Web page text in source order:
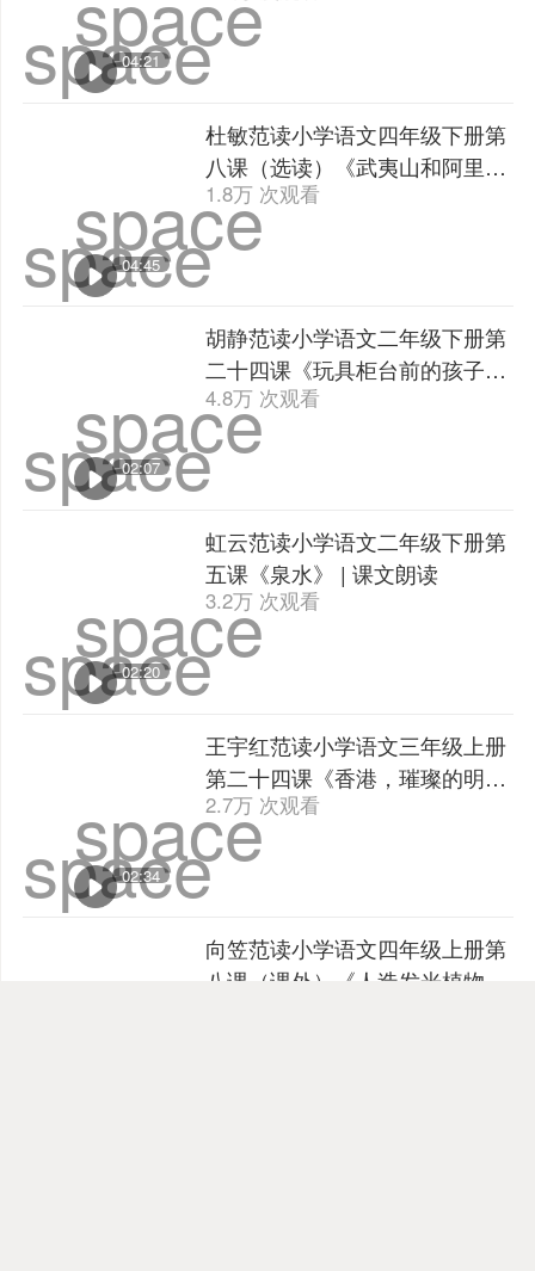
space
04:21
space
space
04:45
杜敏范读小学语文四年级下册第
八课（选读）《武夷山和阿里山
的传说》 | 课文朗读
1.8万 次观看
space
space
02:07
胡静范读小学语文二年级下册第
二十四课《玩具柜台前的孩子》
| 课文朗读
4.8万 次观看
space
space
虹云范读小学语文二年级下册第
五课《泉水》 | 课文朗读
3.2万 次观看
space
第二十四课《香港，璀璨的明
珠》 | 课文朗读
2.7万 次观看